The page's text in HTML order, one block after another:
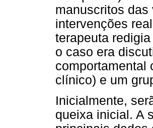
manuscritos
intervenções
terapeuta
o caso era
comportamental
clínico) e um
Inicialmente,
queixa inicial. A